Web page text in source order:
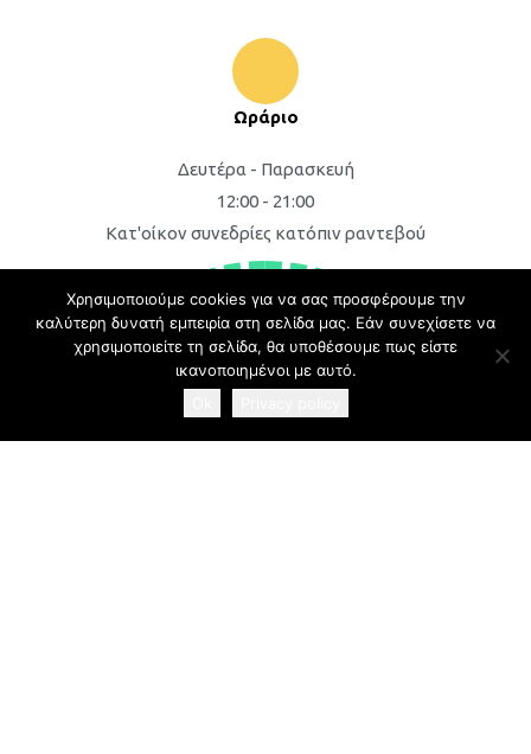
Ωράριο
Δευτέρα - Παρασκευή
12:00 - 21:00
Κατ'οίκον συνεδρίες κατόπιν ραντεβού​
Χρησιμοποιούμε cookies για να σας προσφέρουμε την
καλύτερη δυνατή εμπειρία στη σελίδα μας. Εάν συνεχίσετε να
χρησιμοποιείτε τη σελίδα, θα υποθέσουμε πως είστε
ικανοποιημένοι με αυτό.